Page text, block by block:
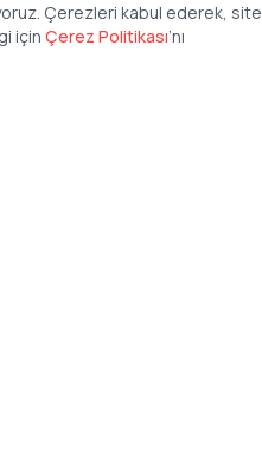
Çerezleri kabul ederek, site
için Çerez Politikası’nı